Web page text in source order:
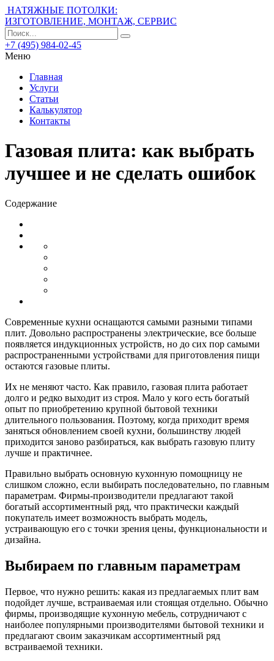
НАТЯЖНЫЕ ПОТОЛКИ:
ИЗГОТОВЛЕНИЕ, МОНТАЖ, СЕРВИС
+7 (495) 984-02-45
Меню
Главная
Услуги
Статьи
Калькулятор
Контакты
Газовая плита: как выбрать
лучшее и не сделать ошибок
Содержание
Современные кухни оснащаются самыми разными типами
плит. Довольно распространены электрические, все больше
появляется индукционных устройств, но до сих пор самыми
распространенными устройствами для приготовления пищи
остаются газовые плиты.
Их не меняют часто. Как правило, газовая плита работает
долго и редко выходит из строя. Мало у кого есть богатый
опыт по приобретению крупной бытовой техники
длительного пользования. Поэтому, когда приходит время
заняться обновлением своей кухни, большинству людей
приходится заново разбираться, как выбрать газовую плиту
лучше и практичнее.
Правильно выбрать основную кухонную помощницу не
слишком сложно, если выбирать последовательно, по главным
параметрам. Фирмы-производители предлагают такой
богатый ассортиментный ряд, что практически каждый
покупатель имеет возможность выбрать модель,
устраивающую его с точки зрения цены, функциональности и
дизайна.
Выбираем по главным параметрам
Первое, что нужно решить: какая из предлагаемых плит вам
подойдет лучше, встраиваемая или стоящая отдельно. Обычно
фирмы, производящие кухонную мебель, сотрудничают с
наиболее популярными производителями бытовой техники и
предлагают своим заказчикам ассортиментный ряд
встраиваемой техники.